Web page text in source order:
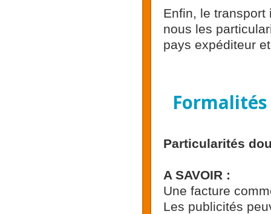
Enfin, le
nous les
pays expéditeur
Particularités
A SAVOIR :
Une facture
Les publicités